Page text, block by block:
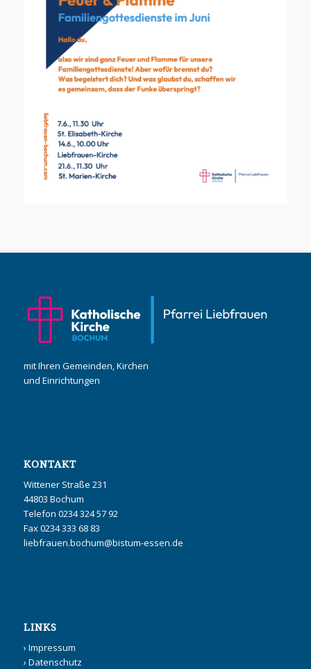
mit Ihren Gemeinden, Kirchen
und Einrichtungen
KONTAKT
Wittener Straße 231
44803 Bochum
Telefon 0234 324 57 92
Fax 0234 333 68 83
liebfrauen.bochum@bistum-essen.de
LINKS
› Impressum
› Datenschutz